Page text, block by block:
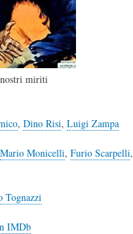
miriti
, Dino Risi, Luigi Zampa
Mario Monicelli, Furio Scarpelli,
Tognazzi
IMDb